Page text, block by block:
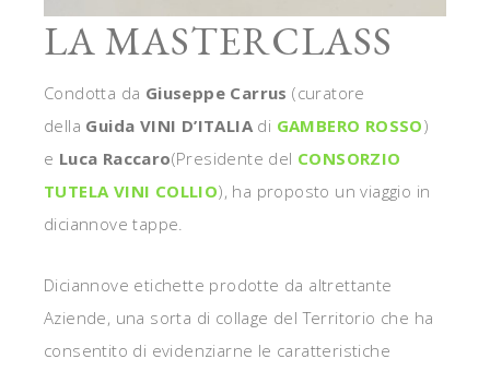
LA MASTERCLASS
Condotta da Giuseppe Carrus (curatore
della Guida VINI D’ITALIA di GAMBERO ROSSO)
e Luca Raccaro(Presidente del CONSORZIO
TUTELA VINI COLLIO), ha proposto un viaggio in
diciannove tappe.
Diciannove etichette prodotte da altrettante
Aziende, una sorta di collage del Territorio che ha
consentito di evidenziarne le caratteristiche